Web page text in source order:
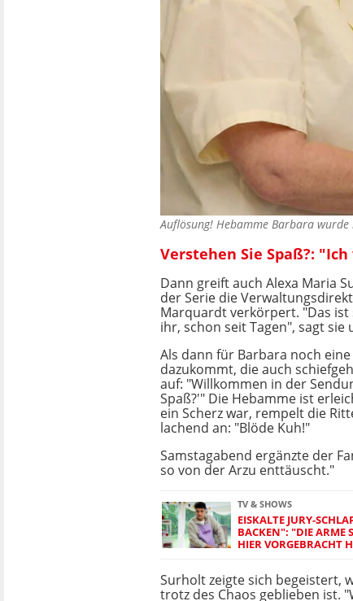
Auflösung! Hebamme Barbara
Verstehen Sie Spaß?:
Dann greift auch Alexa Maria
der Serie die
Marquardt verkörpert. "Das
ihr, schon seit Tagen", sagt sie
Als dann für Barbara noch
dazukommt, die auch
auf: "Willkommen in der
Spaß?'" Die Hebamme ist
ein Scherz war, rempelt die
lachend an: "Blöde Kuh!"
Samstagabend ergänzte der
so von der Arzu enttäuscht."
TV & SHOWS
EISKALTE JURY-
ACKEN": "DIE ARME
IER VORGEBRACHT
Surholt zeigte sich begeistert,
trotz des Chaos geblieben ist.